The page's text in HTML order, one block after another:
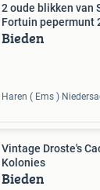
2 oude blikken van Slooten drop en
Fortuin pepermunt
Bieden
Vintage Droste's
Kolonies
Bieden